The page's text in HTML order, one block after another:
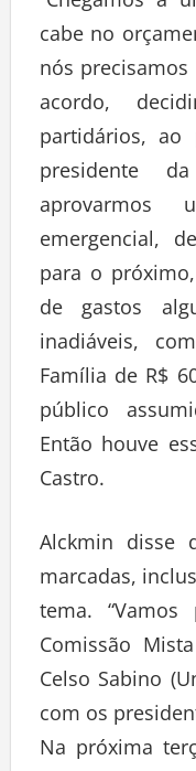
cabe no
nós
acordo,
partidários, ao
presidente
aprovarmos
emergencial,
para o
de gastos
inadiáveis,
Família de R$
público
Então houve
Castro.
Alckmin disse
marcadas,
tema.
Comissão
Celso Sabino
com os
Na próxima